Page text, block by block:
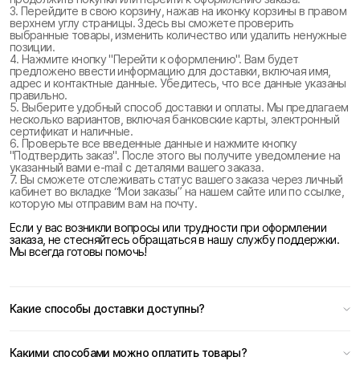
3. Перейдите в свою корзину, нажав на иконку корзины в правом
верхнем углу страницы. Здесь вы сможете проверить
выбранные товары, изменить количество или удалить ненужные
позиции.
4. Нажмите кнопку "Перейти к оформлению". Вам будет
предложено ввести информацию для доставки, включая имя,
адрес и контактные данные. Убедитесь, что все данные указаны
правильно.
5. Выберите удобный способ доставки и оплаты. Мы предлагаем
несколько вариантов, включая банковские карты, электронный
сертификат и наличные.
6. Проверьте все введенные данные и нажмите кнопку
"Подтвердить заказ". После этого вы получите уведомление на
указанный вами e-mail с деталями вашего заказа.
7. Вы сможете отслеживать статус вашего заказа через личный
кабинет во вкладке “Мои заказы” на нашем сайте или по ссылке,
которую мы отправим вам на почту.
Если у вас возникли вопросы или трудности при оформлении
заказа, не стесняйтесь обращаться в нашу службу поддержки.
Мы всегда готовы помочь!
Какие способы доставки доступны?
Какими способами можно оплатить товары?